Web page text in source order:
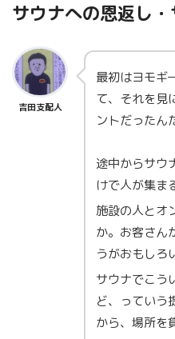
サウナへの恩返し
吉田支配人
最初はヨモギ
て、それを見
ントだったん
途中からサウ
けで人が集ま
施設の人とオ
か。お客さん
うがおもしろ
サウナでこう
ど、っていう
から、場所を